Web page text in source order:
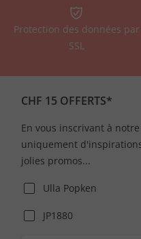
Protection des données par
SSL
CHF 15 OFFERTS*
En vous inscrivant à
uniquement
jolies promos...
Ulla Popken
JP1880